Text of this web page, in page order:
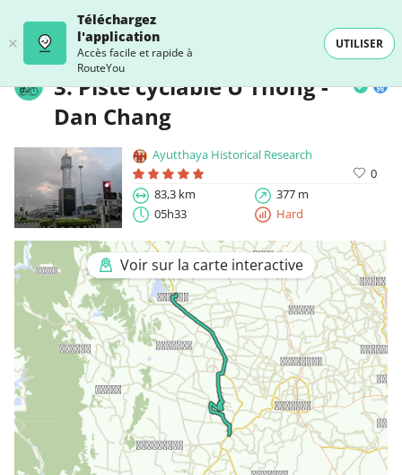
Téléchargez
l'application
Accès facile et rapide à
RouteYou
UTILISER
3. Piste cyclable U Thong -
Dan Chang
Ayutthaya Historical Research
0
83,3 km
377 m
05h33
Hard
Voir sur la carte interactive